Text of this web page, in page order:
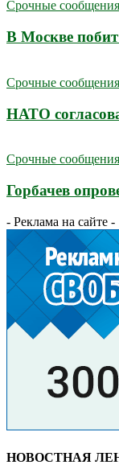
Срочные сообщения
В Москве
Срочные сообщения
НАТО
Срочные сообщения
Горбачев
- Реклама на сайте -
НОВОСТНАЯ